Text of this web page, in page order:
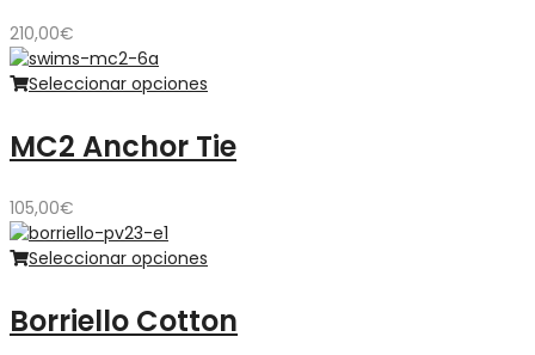
210,00€
Seleccionar opciones
MC2 Anchor Tie
105,00€
Seleccionar opciones
Borriello Cotton